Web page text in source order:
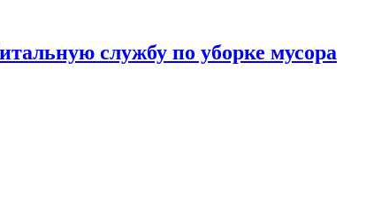
службу по уборке мусора